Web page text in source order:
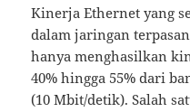
Kinerja Ethernet yang
dalam jaringan
hanya menghasilkan
40% hingga 55% dari
(10 Mbit/detik). Salah